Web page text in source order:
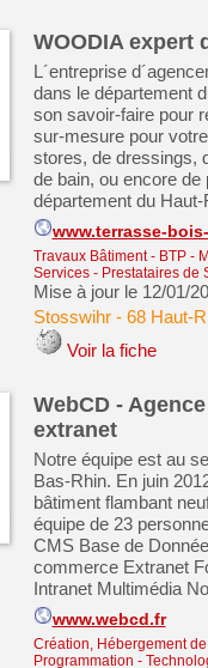
WOODIA expert
L´entreprise
dans le département
son savoir-faire pour
sur-mesure pour
stores, de dressings,
de bain, ou encore
département du
www.terrasse-
Travaux Bâtiment - BTP -
Services - Prestataires de
Mise à jour le 12/01/
Stosswihr- 68 Haut-
Voir la fiche
WebCD -
extranet
Notre équipe est au
Bas-Rhin. En juin
bâtiment flambant
équipe de 23
CMS Base de
commerce Extranet
Intranet Multimédia
www.webcd.fr
Création, Hébergement
Programmation -